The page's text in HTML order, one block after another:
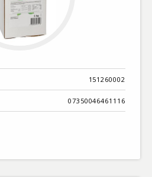
151260002
07350046461116